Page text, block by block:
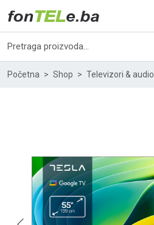
Početna Shop Televizori & audio